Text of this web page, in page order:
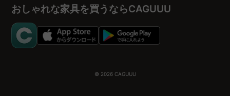
おしゃれな家具を買うならCAGUUU
© 2026 CAGUUU